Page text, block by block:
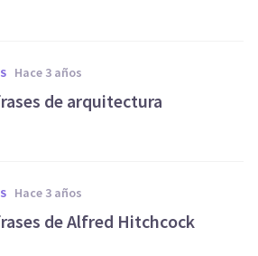
hace 3 años
de arquitectura
hace 3 años
de Alfred Hitchcock